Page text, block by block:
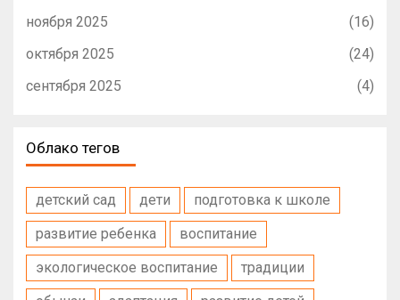
ноября 2025
(16)
октября 2025
(24)
сентября 2025
(4)
Облако тегов
детский сад дети
подготовка к школе
развитие ребенка
воспитание
экологическое воспитание
традиции